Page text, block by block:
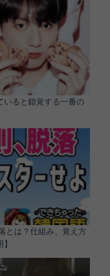
いると錯覚する一番の
とは？仕組み、覚え方